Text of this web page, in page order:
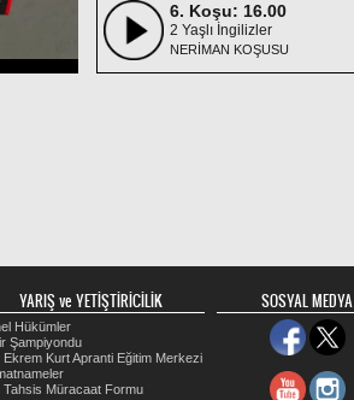
6. Koşu: 16.00
2 Yaşlı İngilizler
NERİMAN KOŞUSU
9. Koşu: 17.30
3 Yaşlı İngilizler
EŞREF SOMTÜRK KOŞUSU
10. Koşu: 18.00
4 ve Yukarı Araplar
Handikap 15/DHÖW /H1
YARIŞ ve YETİŞTİRİCİLİK
Hükümler
Şampiyondu
Ekrem Kurt Apranti Eğitim Merkezi
Tahsis Müracaat Formu
SOSYAL MEDYA